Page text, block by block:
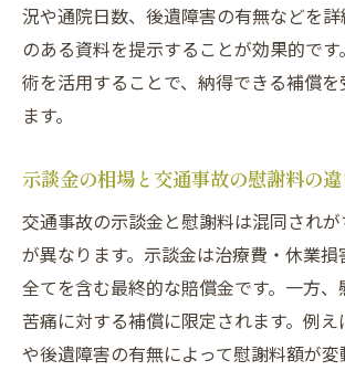
況や通院日数、後遺障害の有無などを
のある資料を提示することが効果的で
術を活用することで、納得できる補償を
ます。
示談金の相場と交通事故の慰謝料の
交通事故の示談金と慰謝料は混同され
が異なります。示談金は治療費・休業
全てを含む最終的な賠償金です。一方
苦痛に対する補償に限定されます。例
や後遺障害の有無によって慰謝料額が